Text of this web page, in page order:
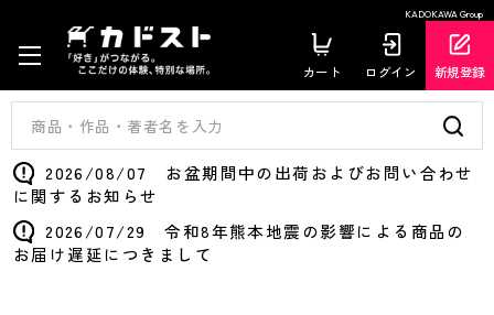
KADOKAWA Group
カート ログイン 新規登録
2026/08/07 お盆期間中の出荷およびお問い合わせ
に関するお知らせ
2026/07/29 令和8年熊本地震の影響による商品の
お届け遅延につきまして